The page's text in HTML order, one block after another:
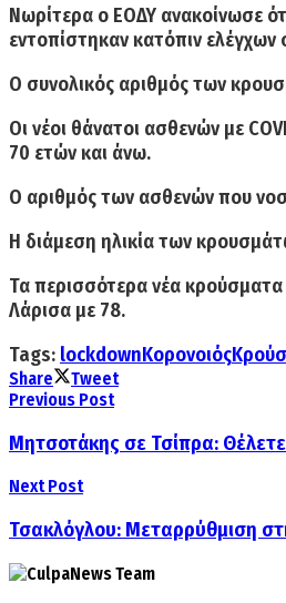
Νωρίτερα ο ΕΟΔΥ ανακοίνωσε
εντοπίστηκαν κατόπιν
Ο συνολικός αριθμός των
Οινέοι θάνατοι ασθενών με
70 ετών και άνω.
Ο αριθμός των ασθενών που
Η διάμεση ηλικία των
Τα περισσότερα νέα
Λάρισα με 78.
Tags: lockdownΚορονοιός
Share
Tweet
Previous Post
Μητσοτάκης σε Τσίπρα:
Next Post
Τσακλόγλου: Μεταρρύθμιση